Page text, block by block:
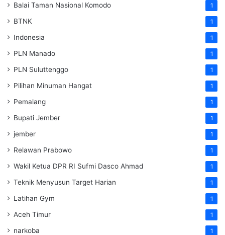
Balai Taman Nasional Komodo 1
BTNK 1
Indonesia 1
PLN Manado 1
PLN Suluttenggo 1
Pilihan Minuman Hangat 1
Pemalang 1
Bupati Jember 1
jember 1
Relawan Prabowo 1
Wakil Ketua DPR RI Sufmi Dasco Ahmad 1
Teknik Menyusun Target Harian 1
Latihan Gym 1
Aceh Timur 1
narkoba 1